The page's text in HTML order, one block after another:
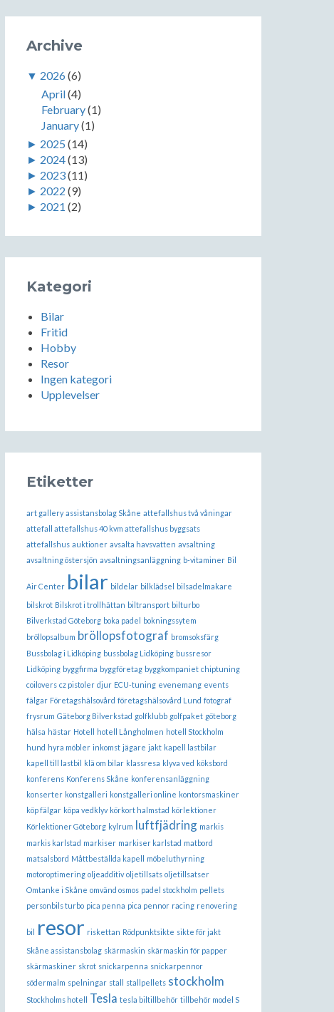
Archive
▼ 2026(6)
April(4)
February(1)
January(1)
► 2025 (14)
► 2024(13)
► 2023(11)
► 2022 (9)
► 2021 (2)
Kategori
Bilar
Fritid
Hobby
Resor
Ingen kategori
Upplevelser
Etiketter
art gallery assistansbolag Skåne attefallshus två våningar
attefall attefallshus 40 kvm attefallshus byggsats
attefallshus auktioner avsalta havsvatten avsaltning
avsaltning östersjön avsaltningsanläggning b-vitaminer Bil
Air Center bilar bildelar bilklädsel bilsadelmakare
bilskrot Bilskrot i trollhättan biltransport bilturbo
Bilverkstad Göteborg boka padel bokningssytem
bröllopsalbum bröllopsfotograf bromsoksfärg
Bussbolag i Lidköping bussbolag Lidköping bussresor
Lidköping byggfirma byggföretag byggkompaniet chiptuning
coilovers cz pistoler djur ECU-tuning evenemang events
fälgar Företagshälsovård företagshälsovård Lund fotograf
frysrum Gäteborg Bilverkstad golfklubb golfpaket göteborg
hälsa hästar Hotell hotell Långholmen hotell Stockholm
hund hyra möbler inkomst jägare jakt kapell lastbilar
kapell till lastbil klä om bilar klassresa klyva ved köksbord
konferens Konferens Skåne konferensanläggning
konserter konstgalleri konstgalleri online kontorsmaskiner
köp fälgar köpa vedklyv körkort halmstad körlektioner
Körlektioner Göteborg kylrum luftfjädring markis
markis karlstad markiser markiser karlstad matbord
matsalsbord Måttbeställda kapell möbeluthyrning
motoroptimering oljeadditiv oljetillsats oljetillsatser
Omtanke i Skåne omvänd osmos padel stockholm pellets
personbils turbo pica penna pica pennor racing renovering
bil resor riskettan Rödpunktsikte sikte för jakt
Skåne assistansbolag skärmaskin skärmaskin för papper
skärmaskiner skrot snickarpenna snickarpennor
södermalm spelningar stall stallpellets stockholm
Stockholms hotell Tesla tesla biltillbehör tillbehör model S